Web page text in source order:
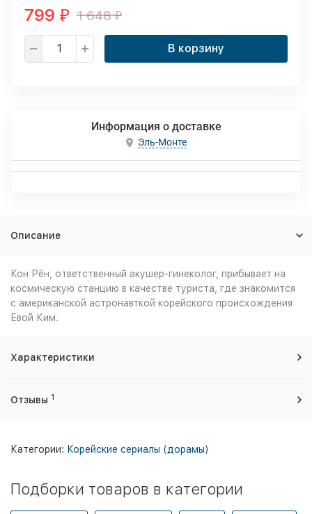
799 ₽ 1 648₽
В корзину
Информация о доставке
Эль-Монте
Описание
Кон Рён, ответственный акушер-гинеколог, прибывает на
космическую станцию в качестве туриста, где знакомится
с американской астронавткой корейского происхождения
Евой Ким.
Характеристики
Отзывы 1
Категории: Корейские сериалы (дорамы)
Подборки товаров в категории